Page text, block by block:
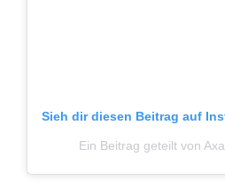
Sieh dir diesen Beitrag auf
Ein Beitrag geteilt von